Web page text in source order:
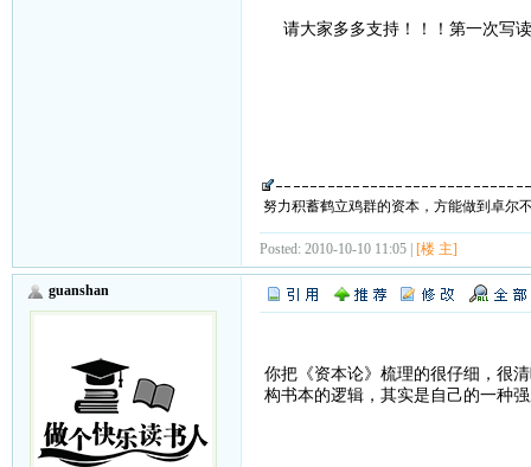
请大家多多支持！！！第一次写
努力积蓄鹤立鸡群的资本，方能做到卓尔
Posted: 2010-10-10 11:05 | [楼 主]
guanshan
你把《资本论》梳理的很仔细，很
构书本的逻辑，其实是自己的一种